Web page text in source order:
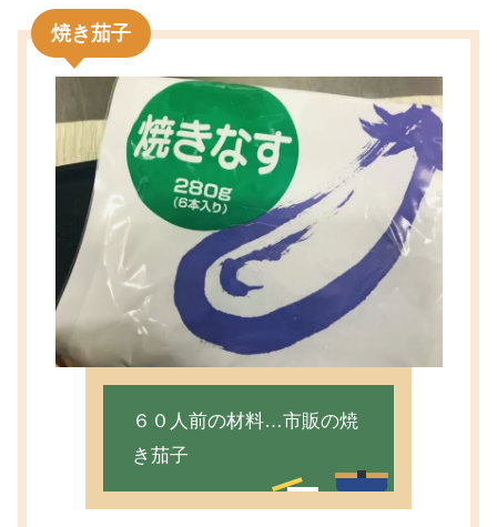
焼き茄子
６０人前の材料…市販の焼
き茄子